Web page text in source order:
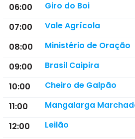
06:00 Giro do Boi
07:00 Vale Agrícola
08:00 Ministério de Oração
09:00 Brasil Caipira
10:00 Cheiro de Galpão
11:00 Mangalarga
12:00 Leilão